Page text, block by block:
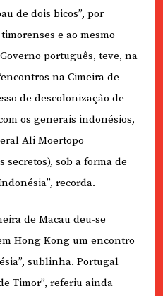
de dois bicos”, por
e ao mesmo
português, teve, na
na Cimeira de
de descolonização de
os generais indonésios,
Ali Moertopo
secretos), sob a forma de
recorda.
de Macau deu-se
Hong Kong um encontro
sublinha. Portugal
Timor”, referiu ainda